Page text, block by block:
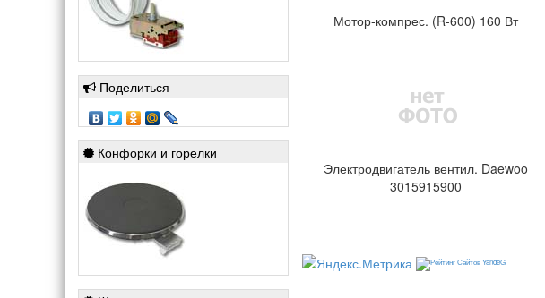
Поделиться
Конфорки и горелки
Мотор-компрес. (R-600) 160 Вт
Электродвигатель вентил. Daewoo
3015915900